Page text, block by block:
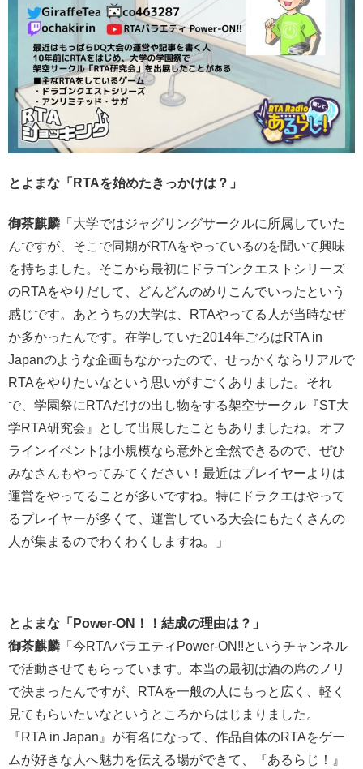
とよまな「RTAを始めたきっかけは？」
御茶麒麟 「大学ではジャグリングサークルに所属していた
んですが、そこで同期がRTAをやっているのを聞いて興味
を持ちました。そこから最初にドラゴンクエストシリーズ
のRTAをやりだして、どんどんのめりこんでいったという
感じです。あとうちの大学は、RTAやってる人が当時なぜ
か多かったんです。在学していた2014年ごろはRTA in
Japanのような企画もなかったので、せっかくならリアルで
RTAをやりたいなという思いがすごくありました。それ
で、学園祭にRTAだけの出し物をする架空サークル『ST大
学RTA研究会』として出展したこともありましたね。オフ
ラインイベントは小規模なら意外と全然できるので、ぜひ
みなさんもやってみてください！最近はプレイヤーよりは
運営をやってることが多いですね。特にドラクエはやって
るプレイヤーが多くて、運営している大会にもたくさんの
人が集まるのでわくわくしますね。」
とよまな「Power-ON！！結成の理由は？」
御茶麒麟 「今RTAバラエティPower-ON!!というチャンネル
で活動させてもらっています。本当の最初は酒の席のノリ
で決まったんですが、RTAを一般の人にもっと広く、軽く
見てもらいたいなというところからはじまりました。
『RTA in Japan』が有名になって、作品自体のRTAをゲー
ムが好きな人へ魅力を伝える場ができて、『あるらじ！』